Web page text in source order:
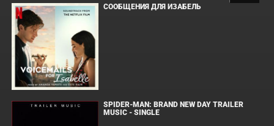
СООБЩЕНИЯ ДЛЯ ИЗАБЕЛЬ
SPIDER-MAN: BRAND NEW DAY TRAILER
MUSIC - SINGLE